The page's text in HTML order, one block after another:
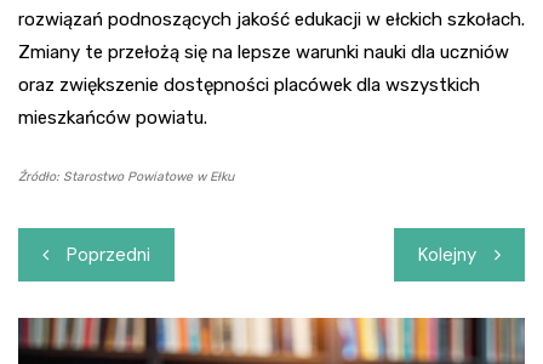
rozwiązań podnoszących jakość edukacji w ełckich szkołach.
Zmiany te przełożą się na lepsze warunki nauki dla uczniów
oraz zwiększenie dostępności placówek dla wszystkich
mieszkańców powiatu.
Źródło: Starostwo Powiatowe w Ełku
Nawigacja
wpisu
Poprzedni Kolejny